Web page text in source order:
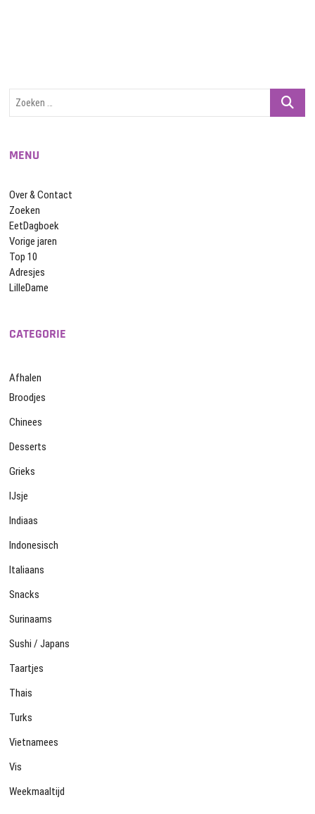
Zoeken
MENU
Over & Contact
Zoeken
EetDagboek
Vorige jaren
Top 10
Adresjes
LilleDame
CATEGORIE
Afhalen
Broodjes
Chinees
Desserts
Grieks
IJsje
Indiaas
Indonesisch
Italiaans
Snacks
Surinaams
Sushi / Japans
Taartjes
Thais
Turks
Vietnamees
Vis
Weekmaaltijd